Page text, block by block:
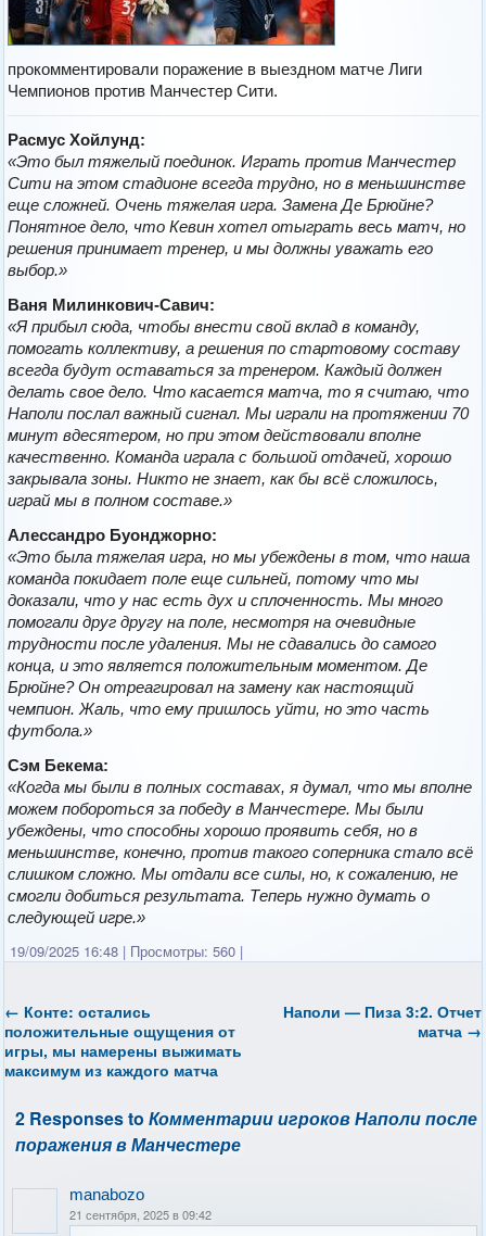
прокомментировали поражение в выездном матче Лиги
Чемпионов против Манчестер Сити.
Расмус Хойлунд:
«Это был тяжелый поединок. Играть против Манчестер
Сити на этом стадионе всегда трудно, но в меньшинстве
еще сложней. Очень тяжелая игра. Замена Де Брюйне?
Понятное дело, что Кевин хотел отыграть весь матч, но
решения принимает тренер, и мы должны уважать его
выбор.»
Ваня Милинкович-Савич:
«Я прибыл сюда, чтобы внести свой вклад в команду,
помогать коллективу, а решения по стартовому составу
всегда будут оставаться за тренером. Каждый должен
делать свое дело. Что касается матча, то я считаю, что
Наполи послал важный сигнал. Мы играли на протяжении 70
минут вдесятером, но при этом действовали вполне
качественно. Команда играла с большой отдачей, хорошо
закрывала зоны. Никто не знает, как бы всё сложилось,
играй мы в полном составе.»
Алессандро Буонджорно:
«Это была тяжелая игра, но мы убеждены в том, что наша
команда покидает поле еще сильней, потому что мы
доказали, что у нас есть дух и сплоченность. Мы много
помогали друг другу на поле, несмотря на очевидные
трудности после удаления. Мы не сдавались до самого
конца, и это является положительным моментом. Де
Брюйне? Он отреагировал на замену как настоящий
чемпион. Жаль, что ему пришлось уйти, но это часть
футбола.»
Сэм Бекема:
«Когда мы были в полных составах, я думал, что мы вполне
можем побороться за победу в Манчестере. Мы были
убеждены, что способны хорошо проявить себя, но в
меньшинстве, конечно, против такого соперника стало всё
слишком сложно. Мы отдали все силы, но, к сожалению, не
смогли добиться результата. Теперь нужно думать о
следующей игре.»
19/09/2025 16:48 | Просмотры: 560 |
← Конте: остались
положительные ощущения от
игры, мы намерены выжимать
максимум из каждого матча
Наполи — Пиза 3:2. Отчет
матча →
2 Responses toКомментарии игроков Наполи после
поражения в Манчестере
manabozo
21 сентября, 2025 в 09:42